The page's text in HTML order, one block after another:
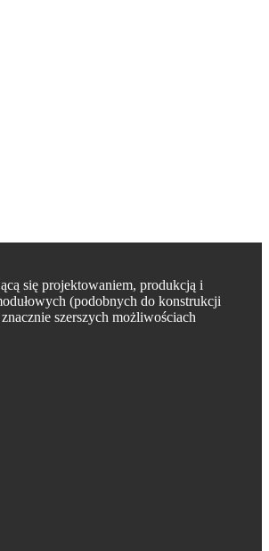
się projektowaniem, produkcją i
(podobnych do konstrukcji
szerszych możliwościach